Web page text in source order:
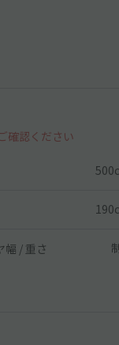
確認ください
幅 /重さ